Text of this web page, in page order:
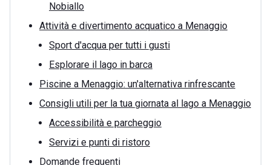
Nobiallo
Attività e divertimento acquatico a Menaggio
Sport d'acqua per tutti i gusti
Esplorare il lago in barca
Piscine a Menaggio: un'alternativa rinfrescante
Consigli utili per la tua giornata al lago a Menaggio
Accessibilità e parcheggio
Servizi e punti di ristoro
Domande frequenti